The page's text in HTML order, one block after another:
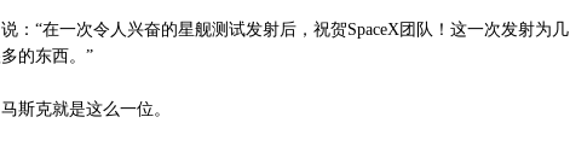
“在一次令人兴奋的星舰测试发射后，祝贺SpaceX团队！这一次发射为几
的东西。”
克就是这么一位。